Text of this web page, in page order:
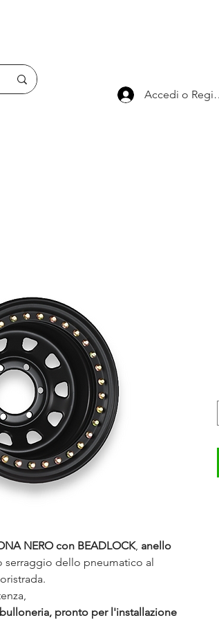
Accedi o
NERO con BEADLOCK, anello
serraggio dello pneumatico al
pronto per l'installazione